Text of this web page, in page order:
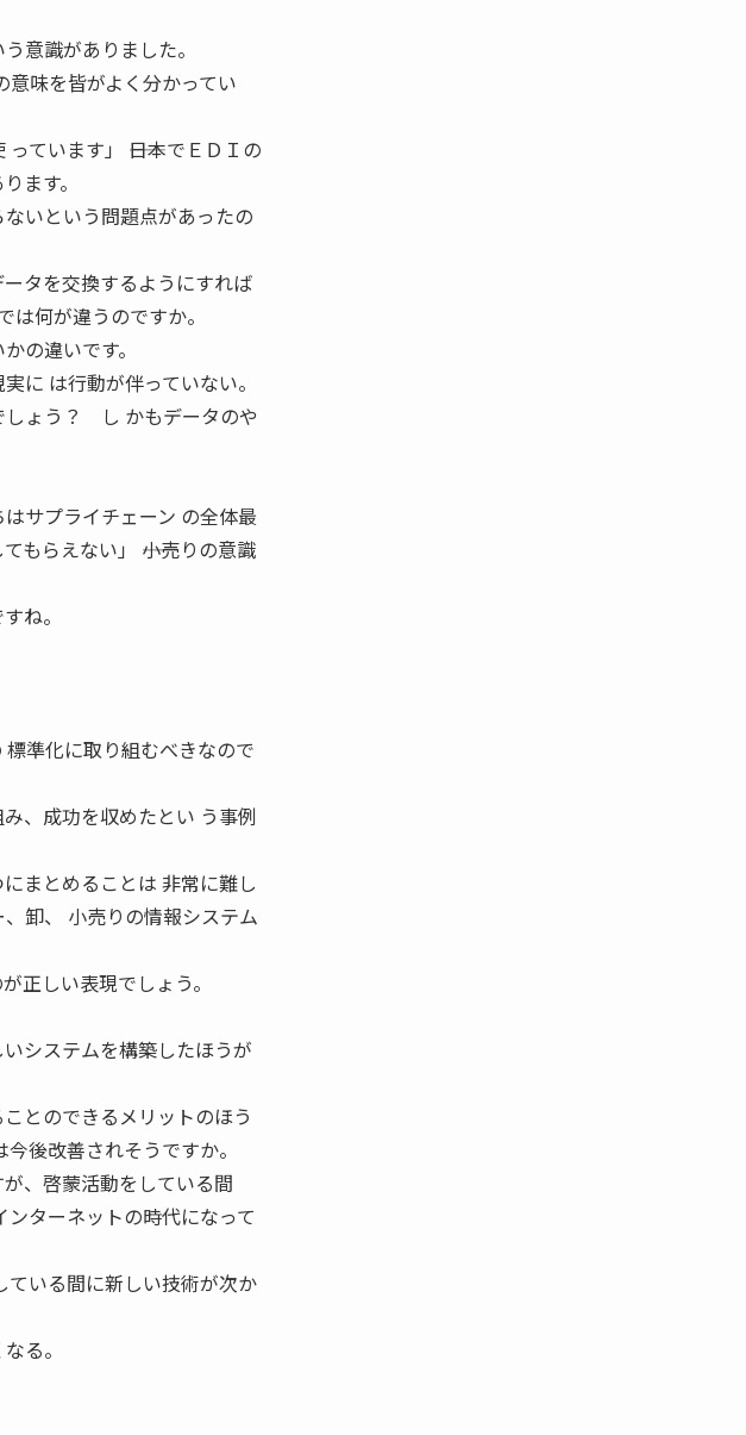
意識がありました。
味を皆がよく分かってい
ています」 ――日本でＥＤＩの
ます。
いという問題点があったの
タを交換するようにすれば
は何が違うのですか。
の違いです。
に は行動が伴っていない。
しょう？ し かもデータのや
サプライチェーン の全体最
らえない」 ――小売りの意識
ね。
準化に取り組むべきなので
、成功を収めたとい う事例
まとめることは 非常に難し
、卸、 小売りの情報システム
正しい表現でしょう。
システムを構築したほうが
とのできるメリットのほう
後改善されそうですか。
、啓蒙活動をしている間
ターネットの時代になって
いる間に新しい技術が次か
る。